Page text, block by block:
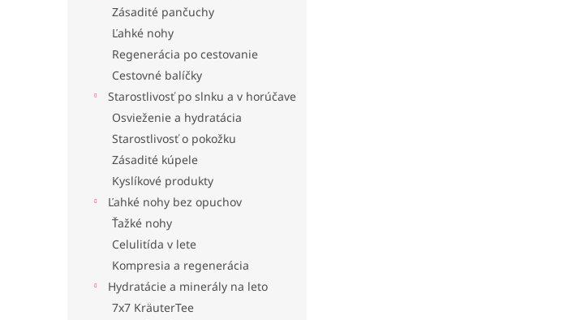
Zásadité pančuchy
Ľahké nohy
Regenerácia po cestovanie
Cestovné balíčky
Starostlivosť po slnku a v horúčave
Osvieženie a hydratácia
Starostlivosť o pokožku
Zásadité kúpele
Kyslíkové produkty
Ľahké nohy bez opuchov
Ťažké nohy
Celulitída v lete
Kompresia a regenerácia
Hydratácie a minerály na leto
7x7 KräuterTee